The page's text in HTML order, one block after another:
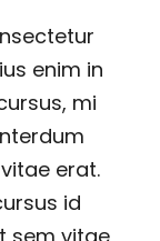
enim in
mi
erat.
id